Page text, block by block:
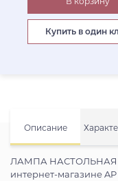
Описание
ЛАМПА НАСТОЛЬНАЯ
интернет-магазине
Купить в один